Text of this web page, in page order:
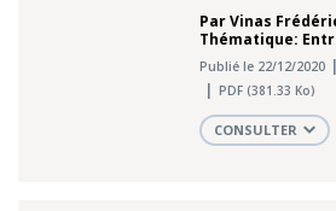
ParVinas
Thématique:
Publié le 22/12/2020
PDF (381.33 Ko)
CONSULTER